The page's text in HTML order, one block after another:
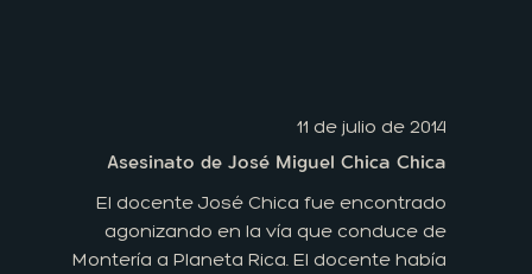
11 de julio de 2014
Asesinato de José Miguel Chica Chica
El docente José Chica fue encontrado
agonizando en la vía que conduce de
Montería a Planeta Rica. El docente había